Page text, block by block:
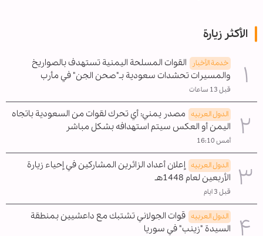
الأكثر زيارة
خدمة الأخبار
القوات المسلحة اليمنية تستهدف بالصواريخ
والمسيرات تحشدات سعودية بـ"صحن الجن" في مأرب
قبل 13 ساعات
الدول العربیه مصدر يمني: أي تحرك لقوات من السعودية باتجاه
اليمن أو العكس سيتم استهدافه بشكل مباشر
أمس 16:10
الدول العربیه إعلان أعداد الزائرين المشاركين في إحياء زيارة
الأربعين لعام 1448هـ
قبل 3 ايام
الدول العربیه قوات الجولاني تشتبك مع داعشيين بمنطقة
السيدة "زينب" في سوريا